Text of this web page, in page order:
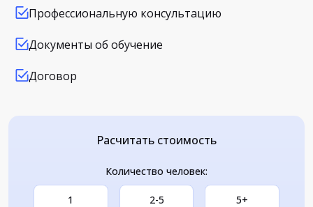
Профессиональную консультацию
Документы об обучение
Договор
Расчитать стоимость
Количество человек:
1 2-5 5+